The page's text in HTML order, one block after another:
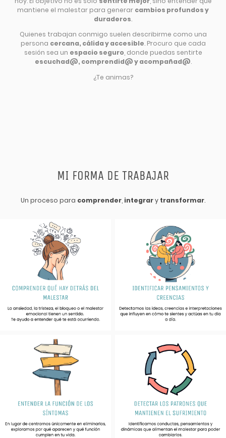
mantiene el malestar para generar cambios profundos y
duraderos.
Quienes trabajan conmigo suelen describirme como una
persona cercana, cálida y accesible. Procuro que cada
sesión sea un espacio seguro , donde puedas sentirte
escuchad@, comprendid@ y acompañad@.
¿Te animas?
MI FORMA DE TRABAJAR
Un proceso para comprender integrary transformar.